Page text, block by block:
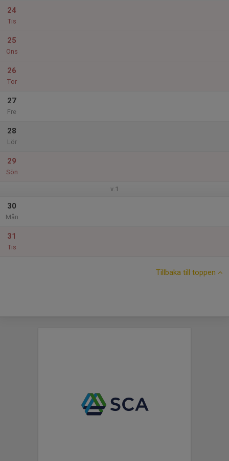
24
Tis
25
Ons
26
Tor
27
Fre
28
Lör
29
Sön
v.1
30
Mån
31
Tis
Tillbaka till toppen